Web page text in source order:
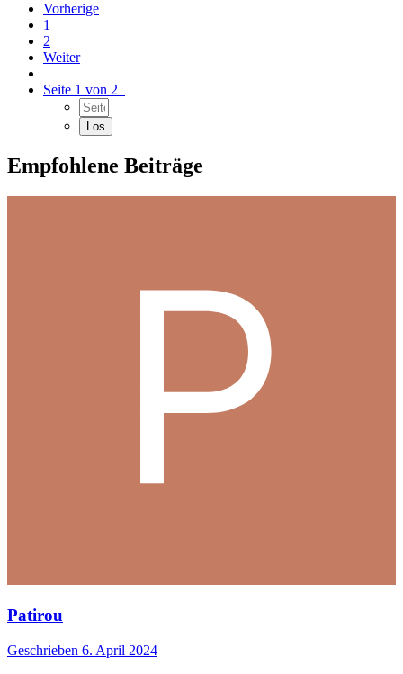
Vorherige
1
2
Weiter
Seite 1 von 2
Empfohlene Beiträge
Patirou
Geschrieben 6. April 2024